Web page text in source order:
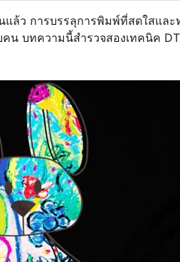
ล้ว การบรรลุการพิมพ์ที่สดใสและ
คน บทความนี้สํารวจสองเทคนิค